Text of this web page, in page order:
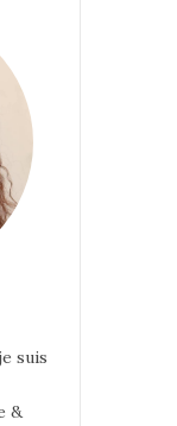
suis
&